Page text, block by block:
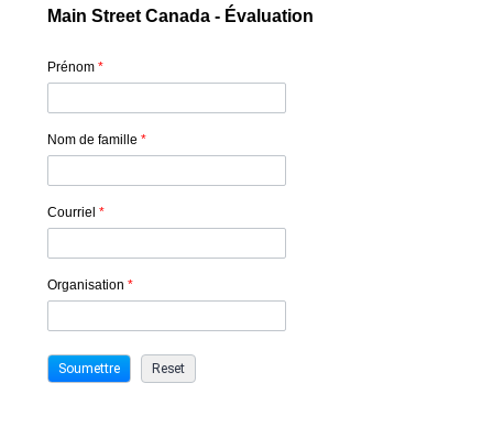
Main Street Canada - Évaluation
Prénom *
Nom de famille *
Courriel *
Organisation *